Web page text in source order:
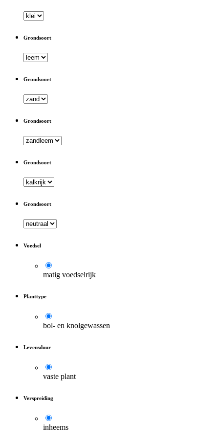
Grondsoort
Grondsoort
Grondsoort
Grondsoort
Grondsoort
Voedsel
matig voedselrijk
Planttype
bol- en knolgewassen
Levensduur
vaste plant
Verspreiding
inheems